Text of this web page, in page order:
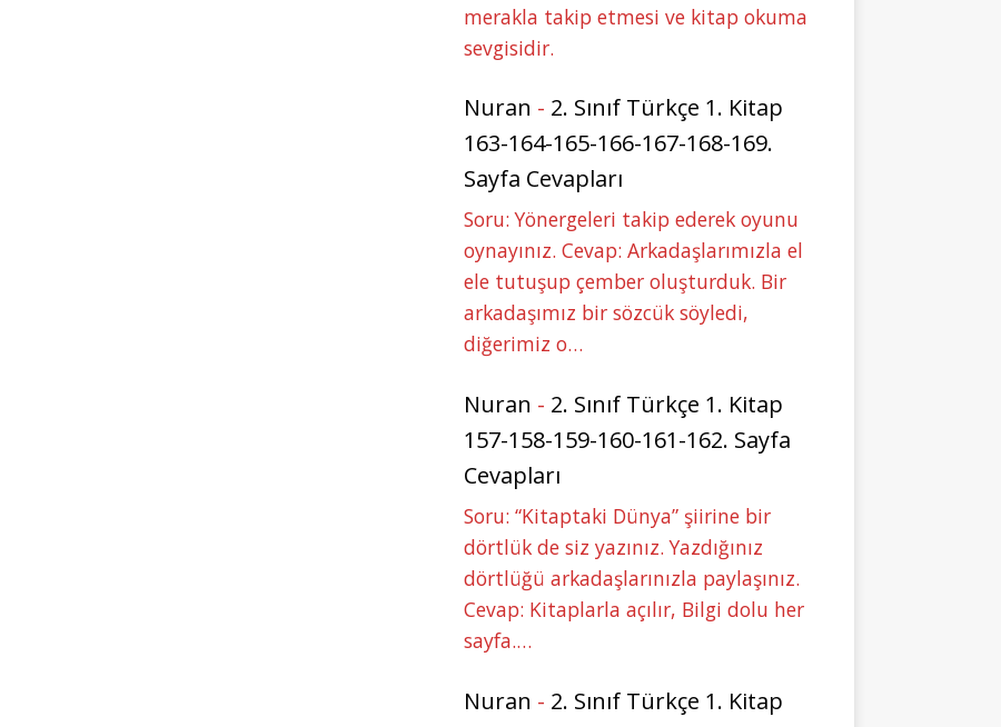
merakla takip etmesi ve kitap okuma
sevgisidir.
Nuran - 2. Sınıf Türkçe 1. Kitap
163-164-165-166-167-168-169.
Sayfa Cevapları
Soru: Yönergeleri takip ederek oyunu
oynayınız. Cevap: Arkadaşlarımızla el
ele tutuşup çember oluşturduk. Bir
arkadaşımız bir sözcük söyledi,
diğerimiz o…
Nuran - 2. Sınıf Türkçe 1. Kitap
157-158-159-160-161-162. Sayfa
Cevapları
Soru: “Kitaptaki Dünya” şiirine bir
dörtlük de siz yazınız. Yazdığınız
dörtlüğü arkadaşlarınızla paylaşınız.
Cevap: Kitaplarla açılır, Bilgi dolu her
sayfa.…
Nuran - 2. Sınıf Türkçe 1. Kitap